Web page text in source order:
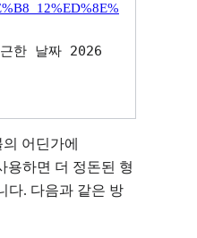
어딘가에
용하면 더 정돈된 형
다. 다음과 같은 방